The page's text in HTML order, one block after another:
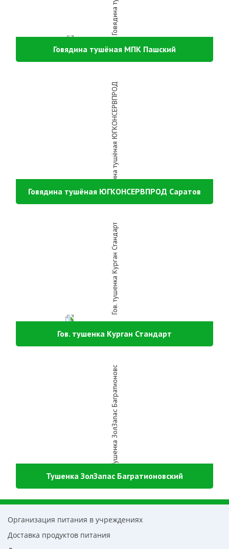
Говядина тушёная МПК Пашский
Говядина тушёная ЮГКОНСЕРВПРОД Саратов
Гов. тушенка Курган Стандарт
Тушенка ЗолЗапас Багратионовский
Организация питания в учреждениях
Доставка продуктов питания